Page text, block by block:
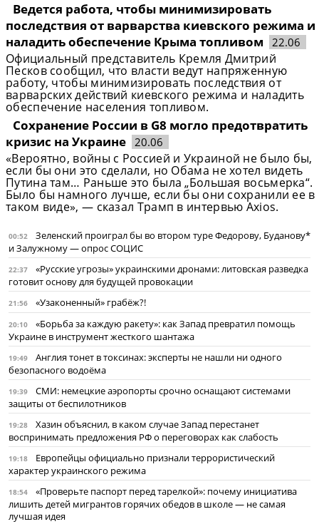
Ведется работа, чтобы минимизировать
последствия от варварства киевского режима и
наладить обеспечение Крыма топливом
22.06
Официальный представитель Кремля Дмитрий
Песков сообщил, что власти ведут напряженную
работу, чтобы минимизировать последствия от
варварских действий киевского режима и наладить
обеспечение населения топливом.
Сохранение России в G8 могло предотвратить
кризис на Украине 20.06
«Вероятно, войны с Россией и Украиной не было бы,
если бы они это сделали, но Обама не хотел видеть
Путина там… Раньше это была „Большая восьмерка“.
Было бы намного лучше, если бы они сохранили ее в
таком виде», — сказал Трамп в интервью Axios.
00:52
Зеленский проиграл бы во втором туре Федорову, Буданову*
и Залужному — опрос СОЦИС
22:37
«Русские угрозы» украинскими дронами: литовская разведка
готовит основу для будущей провокации
21:56 «Узаконенный» грабёж?!
20:10
«Борьба за каждую ракету»: как Запад превратил помощь
Украине в инструмент жесткого шантажа
19:49
Англия тонет в токсинах: эксперты не нашли ни одного
безопасного водоёма
19:39
СМИ: немецкие аэропорты срочно оснащают системами
защиты от беспилотников
19:28
Хазин объяснил, в каком случае Запад перестанет
воспринимать предложения РФ о переговорах как слабость
19:18
Европейцы официально признали террористический
характер украинского режима
18:54
«Проверьте паспорт перед тарелкой»: почему инициатива
лишить детей мигрантов горячих обедов в школе — не самая
лучшая идея